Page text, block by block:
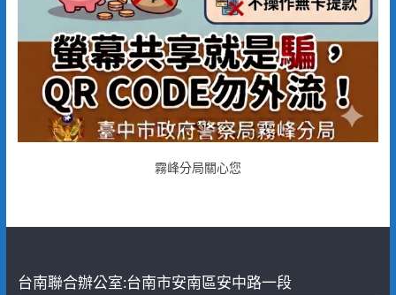
霧峰分局關心您
台南聯合辦公室:台南市安南區安中路一段